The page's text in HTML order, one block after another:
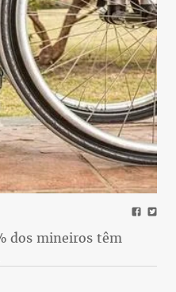
dos mineiros têm